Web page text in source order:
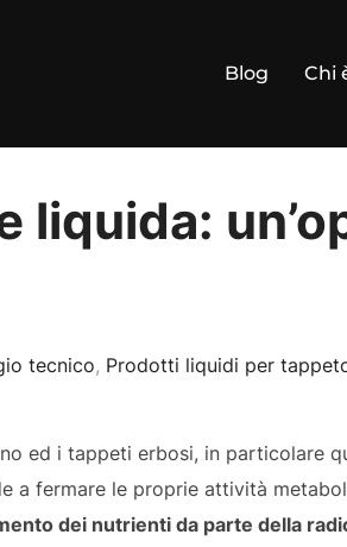
Blog Chi
liquida:
tecnico, Prodotti liquidi per
ed i tappeti erbosi, in particolare
a fermare le proprie attività
dei nutrienti da parte della